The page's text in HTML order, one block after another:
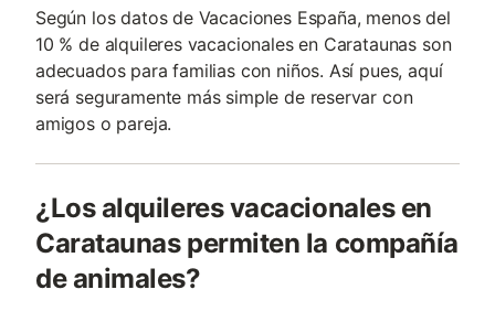
Según los datos de Vacaciones España, menos del
10 % de alquileres vacacionales en Carataunas son
adecuados para familias con niños. Así pues, aquí
será seguramente más simple de reservar con
amigos o pareja.
¿Los alquileres vacacionales en
Carataunas permiten la compañía
de animales?